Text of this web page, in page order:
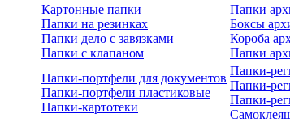
Картонные папки
Папки на резинках
Папки дело с завязками
Папки с клапаном
Папки
Боксы
Короба
Папки
Папки-портфели для документов
Папки-портфели пластиковые
Папки-картотеки
Папки-
Папки-
Папки-